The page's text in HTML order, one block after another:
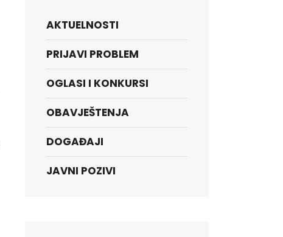
AKTUELNOSTI
PRIJAVI PROBLEM
OGLASI I KONKURSI
OBAVJEŠTENJA
DOGAĐAJI
JAVNI POZIVI